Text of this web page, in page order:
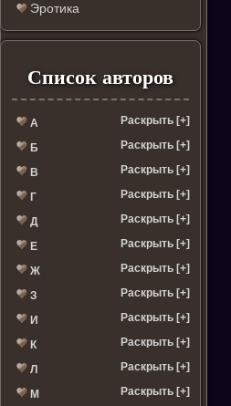
Эротика
Список авторов
А Раскрыть [+]
Б Раскрыть [+]
В Раскрыть [+]
Г Раскрыть [+]
Д Раскрыть [+]
Е Раскрыть [+]
Ж Раскрыть [+]
З Раскрыть [+]
И Раскрыть [+]
К Раскрыть [+]
Л Раскрыть [+]
М Раскрыть [+]